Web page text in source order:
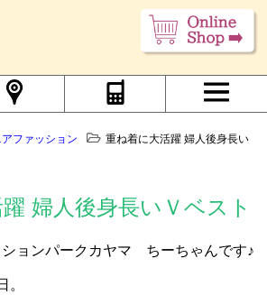
ファッション
重ね着に大活躍 婦人後身長い
婦人後身長いＶベスト
ションパークカヤマ ちーちゃんです♪
。